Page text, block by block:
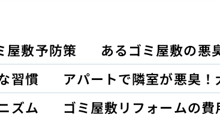
屋敷予防策
あるゴミ屋敷の悪
習慣
アパートで隣室が悪臭
ズム
ゴミ屋敷リフォームの費